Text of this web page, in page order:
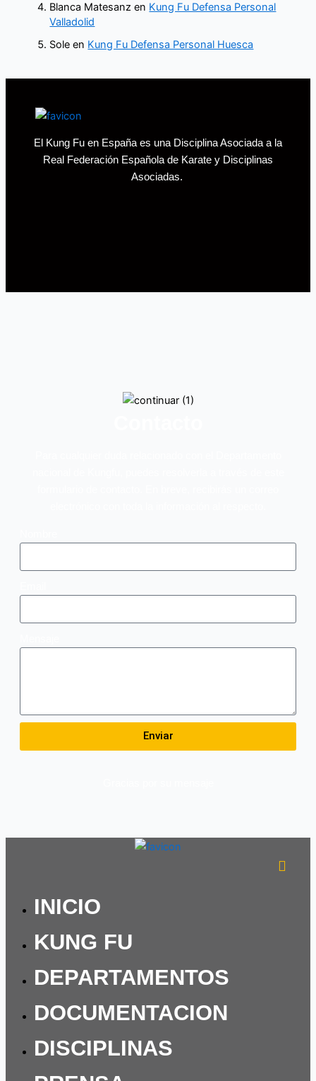
Blanca Matesanz en Kung Fu Defensa Personal
Valladolid
Sole en Kung Fu Defensa Personal Huesca
El Kung Fu en España es una Disciplina Asociada a la
Real Federación Española de Karate y Disciplinas
Asociadas.
Enviar
INICIO
KUNG FU
DEPARTAMENTOS
DOCUMENTACION
DISCIPLINAS